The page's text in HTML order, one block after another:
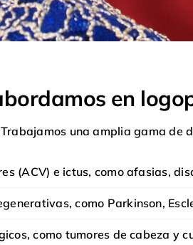
en
Trabajamos una amplia gama de
(ACV) e ictus, como afasias,
como Parkinson,
como tumores de cabeza y